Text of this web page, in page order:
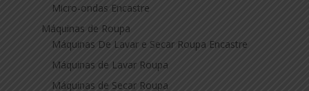
Micro-ondas Encastre
Máquinas de Roupa
Máquinas De Lavar e Secar Roupa Encastre
Máquinas de Lavar Roupa
Máquinas de Secar Roupa